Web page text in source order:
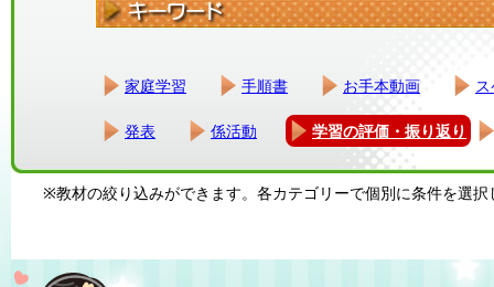
家庭学習 手順書 お手本動画
発表 係活動 学習の評価・振り返り
※教材の絞り込みができます。各カテゴリーで個別に条件を選択